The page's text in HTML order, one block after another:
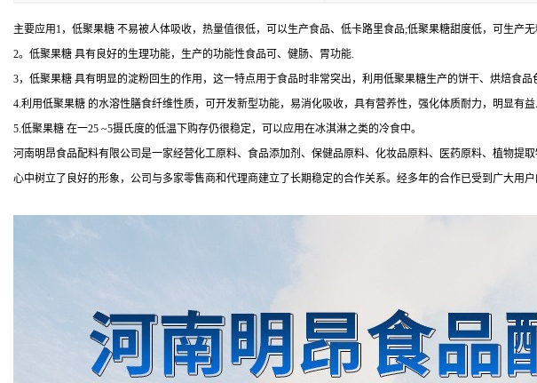
主要应用1，低聚果糖 不易被人体吸收，热量值很低，可以生产食品、低卡路里食品;低聚果糖甜度低，可生产无
2。低聚果糖 具有良好的生理功能，生产的功能性食品可、健肠、胃功能.
3，低聚果糖 具有明显的淀粉回生的作用，这一特点用于食品时非常突出，利用低聚果糖生产的饼干、烘焙食
4.利用低聚果糖 的水溶性膳食纤维性质，可开发新型功能，易消化吸收，具有营养性，强化体质耐力，明显有益
5.低聚果糖 在一25 ~5摄氏度的低温下购存仍很稳定，可以应用在冰淇淋之类的冷食中。
河南明昂食品配料有限公司是一家经营化工原料、食品添加剂、保健品原料、化妆品原料、医药原料、植物
心中树立了良好的形象，公司与多家零售商和代理商建立了长期稳定的合作关系。经多年的合作已受到广大